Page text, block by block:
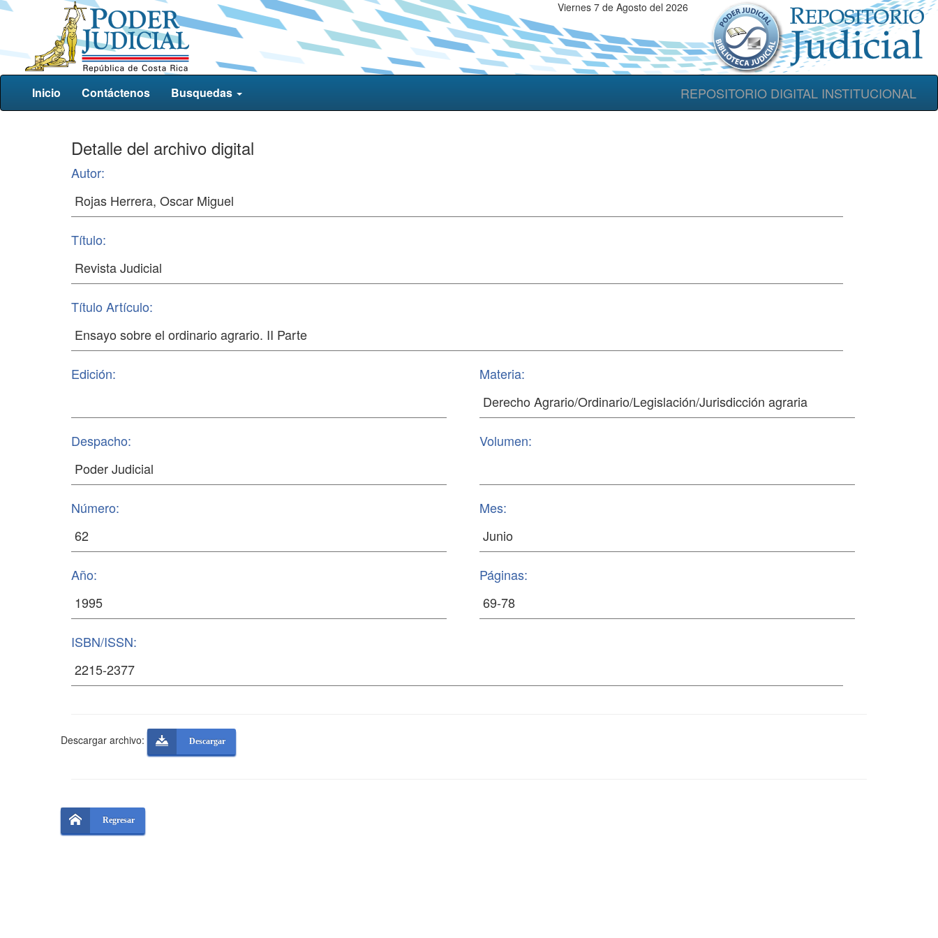
Viernes 7 de Agosto del 2026
REPOSITORIO DIGITAL INSTITUCIONAL
Inicio Contáctenos Busquedas
Detalle del archivo digital
Autor:
Título:
Título Artículo:
Edición: Materia:
Despacho: Volumen:
Número: Mes:
Año: Páginas:
ISBN/ISSN:
Descargar archivo: Descargar
Regresar